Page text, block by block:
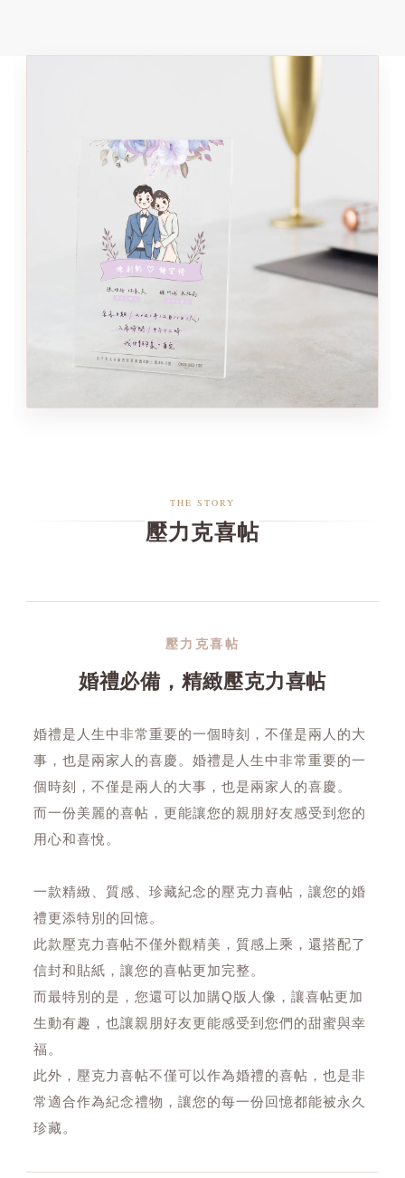
THE STORY
壓力克喜帖
壓力克喜帖
婚禮必備，精緻壓克力喜帖
婚禮是人生中非常重要的一個時刻，不僅是兩人的大
事，也是兩家人的喜慶。婚禮是人生中非常重要的一
個時刻，不僅是兩人的大事，也是兩家人的喜慶。
而一份美麗的喜帖，更能讓您的親朋好友感受到您的
用心和喜悅。
一款精緻、質感、珍藏紀念的壓克力喜帖，讓您的婚
禮更添特別的回憶。
此款壓克力喜帖不僅外觀精美，質感上乘，還搭配了
信封和貼紙，讓您的喜帖更加完整。
而最特別的是，您還可以加購Q版人像，讓喜帖更加
生動有趣，也讓親朋好友更能感受到您們的甜蜜與幸
福。
此外，壓克力喜帖不僅可以作為婚禮的喜帖，也是非
常適合作為紀念禮物，讓您的每一份回憶都能被永久
珍藏。